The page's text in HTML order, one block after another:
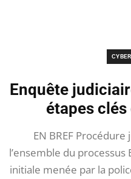
Enquête
étapes
EN BREF
l’ensemble du
initiale menée par la